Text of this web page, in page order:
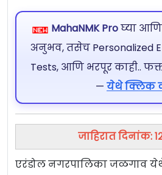
MahaNMK Proघ्या आणि
अनुभव, तसेच Personalized
Tests, आणि भरपूर काही..
— येथे क्लिक
जाहिरात दिनांक:
एरंडोल नगरपालिका जळगाव